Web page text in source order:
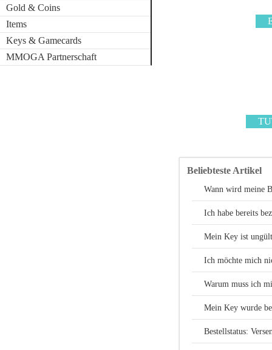
Gold & Coins
Items
Keys & Gamecards
MMOGA Partnerschaft
Beliebteste Artikel
Wann wird meine
Ich habe bereits
Mein Key ist
Ich möchte mich
Warum muss ich
Mein Key wurde
Bestellstatus: